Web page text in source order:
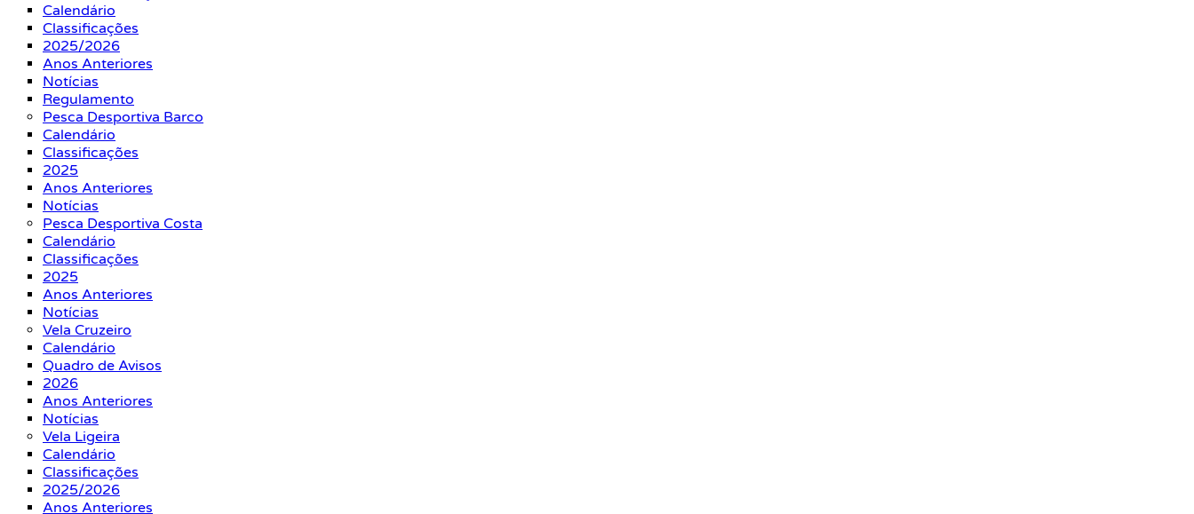
Calendário
Classificações
2025/2026
Anos Anteriores
Notícias
Regulamento
Pesca Desportiva Barco
Calendário
Classificações
2025
Anos Anteriores
Notícias
Pesca Desportiva Costa
Calendário
Classificações
2025
Anos Anteriores
Notícias
Vela Cruzeiro
Calendário
Quadro de Avisos
2026
Anos Anteriores
Notícias
Vela Ligeira
Calendário
Classificações
2025/2026
Anos Anteriores